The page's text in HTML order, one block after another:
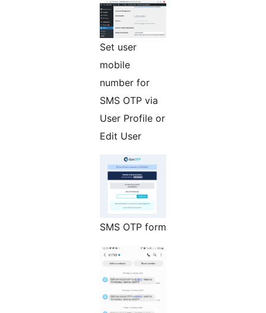
Set user
mobile
number for
SMS OTP via
User Profile or
Edit User
SMS OTP form